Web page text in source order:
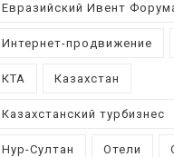
Евразийский Ивент
Интернет-продвижение
КТА Казахстан
Казахстанский турбизнес
Нур-Султан Отели